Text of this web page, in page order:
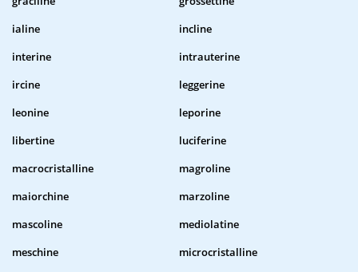
ialine
incline
interine
intrauterine
ircine
leggerine
leonine
leporine
libertine
luciferine
macrocristalline
magroline
maiorchine
marzoline
mascoline
mediolatine
meschine
microcristalline